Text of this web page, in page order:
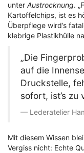
unter Austrocknung.
Kartoffelchips, ist es
Überpflege wird’s
klebrige Plastikhülle
„Die
auf die
Druckstelle,
sofort, ist’s zu
Lederatelier
Mit diesem Wissen
Vergiss nicht: Echte